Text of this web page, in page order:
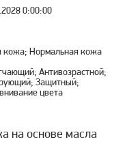
0:00:00
кожа; Нормальная кожа
Антивозрастной;
Защитный;
цвета
на основе масла